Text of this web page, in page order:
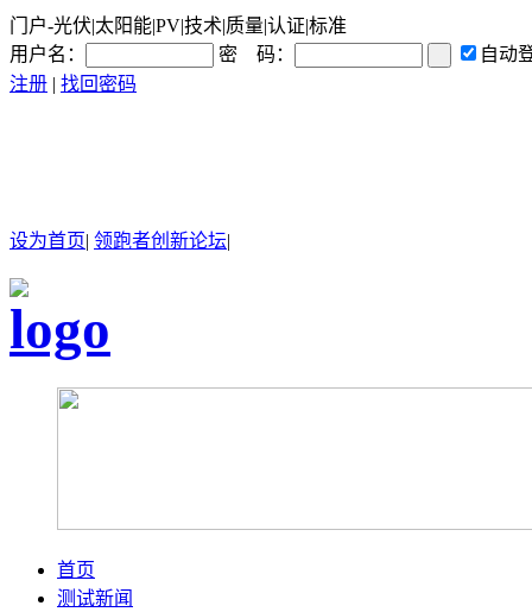
门户-光伏|太阳能|PV|技术|质量|认证|标准
用户名：
密 码：
自动
注册 | 找回密码
设为首页| 领跑者创新论坛|
首页
测试新闻